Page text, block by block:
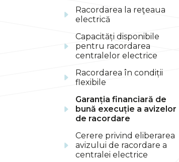
Alocarea UA-MD
Racordarea la reţeaua
electrică
Capacități disponibile
pentru racordarea
centralelor electrice
Racordarea în condiții
flexibile
Garanția financiară de
bună execuție a avizelor
de racordare
Cerere privind eliberarea
avizului de racordare a
centralei electrice